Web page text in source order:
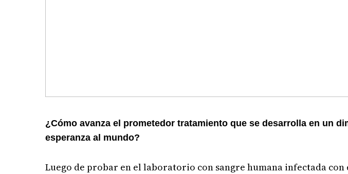
¿Cómo avanza el prometedor tratamiento que se desarrolla en un
esperanza al mundo?
Luego de probar en el laboratorio con sangre humana infectada